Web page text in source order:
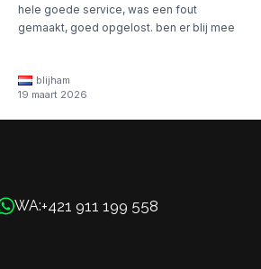
hele goede service, was een fout
gemaakt, goed opgelost. ben er blij mee
blijham
19 maart 2026
WA:+421 911 199 558